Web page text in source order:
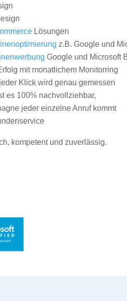
Lösungen
z.B. Google und
Google und Microsoft
mit monatlichem Monitorring
Klick wird genau gemessen
es 100% nachvollziehbar,
jeder einzelne Anruf kommt
kompetent und zuverlässig.